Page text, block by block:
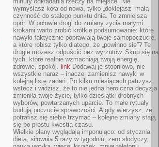
wymyślasz koła od nowa, tylko „doklejasz” małą
czynność do stałego punktu dnia. To zmniejsza
opór. W połowie drogi do zmiany życia małymi
krokami warto zrobić krótkie podsumowanie: które
nawyki faktycznie poprawiają twoje samopoczucie,
a które robisz tylko dlatego, że „powinno się”? Te
drugie możesz odpuścić bez wyrzutów. Skup się na
tych, które realnie wzmacniają twoją energię,
zdrowie, spokój. link Dodawaj je stopniowo, nie
wszystkie naraz – inaczej zamienisz nawyki w
kolejną listę zadań. Po kilku miesiącach patrzysz
wstecz i widzisz, że to nie jedna heroiczna decyzja
zmieniła twoje życie, tylko dziesiątki drobnych
wyborów, powtarzanych uparcie. To małe rytuały
budują poczucie sprawczości. A gdy wierzysz, że
potrafisz się siebie trzymać – kolejne zmiany stają
się po prostu kwestią czasu.
Wielkie plany wyglądają imponująco: od stycznia
dieta, siłownia 5 razy w tygodniu, zero słodyczy,